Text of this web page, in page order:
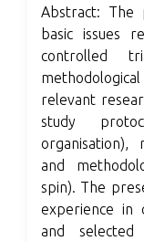
Abstract: The
basic issues
controlled
relevant
study
organisation),
and
spin). The
experience in
and